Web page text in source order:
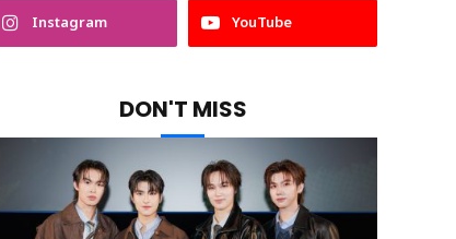
Instagram YouTube
DON'T MISS